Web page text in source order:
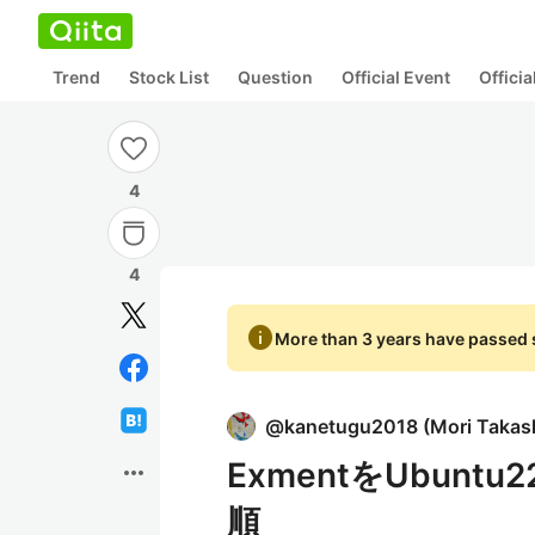
Trend Stock List Question Official Event
4
4
more_horiz
infoMore than 3 years have
@kanetugu2018 (Mori
Exmentを
順